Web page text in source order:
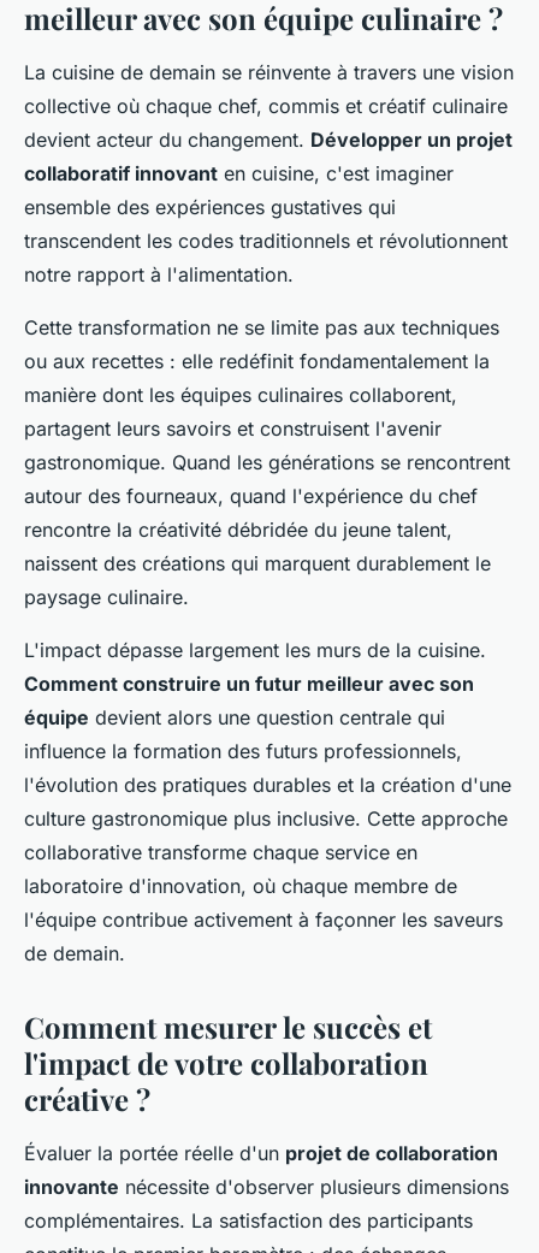
meilleur avec son équipe culinaire ?
La cuisine de demain se réinvente à travers une vision
collective où chaque chef, commis et créatif culinaire
devient acteur du changement. Développer un projet
collaboratif innovant en cuisine, c'est imaginer
ensemble des expériences gustatives qui
transcendent les codes traditionnels et révolutionnent
notre rapport à l'alimentation.
Cette transformation ne se limite pas aux techniques
ou aux recettes : elle redéfinit fondamentalement la
manière dont les équipes culinaires collaborent,
partagent leurs savoirs et construisent l'avenir
gastronomique. Quand les générations se rencontrent
autour des fourneaux, quand l'expérience du chef
rencontre la créativité débridée du jeune talent,
naissent des créations qui marquent durablement le
paysage culinaire.
L'impact dépasse largement les murs de la cuisine.
Comment construire un futur meilleur avec son
équipe devient alors une question centrale qui
influence la formation des futurs professionnels,
l'évolution des pratiques durables et la création d'une
culture gastronomique plus inclusive. Cette approche
collaborative transforme chaque service en
laboratoire d'innovation, où chaque membre de
l'équipe contribue activement à façonner les saveurs
de demain.
Comment mesurer le succès et
l'impact de votre collaboration
créative ?
Évaluer la portée réelle d'un projet de collaboration
innovante nécessite d'observer plusieurs dimensions
complémentaires. La satisfaction des participants